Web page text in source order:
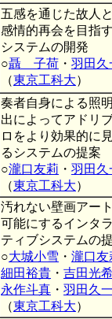
五感を通じた故人
感情的再会を目指
システムの開発
○聶 子荷 ・ 羽田久
（東京工科大）
奏者自身による照
出によってアドリ
ロをより効果的に
るシステムの提案
○瀧口友莉 ・ 羽田久
（東京工科大）
汚れない壁画アー
可能にするインタ
ティブシステムの
○大城小雪 ・ 瀧口友
細田裕貴 ・ 吉田光
永作斗真 ・ 羽田久
（東京工科大）